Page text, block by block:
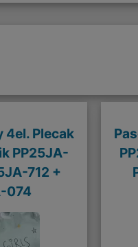
4el. Plecak
PP25JA-
712 +
074